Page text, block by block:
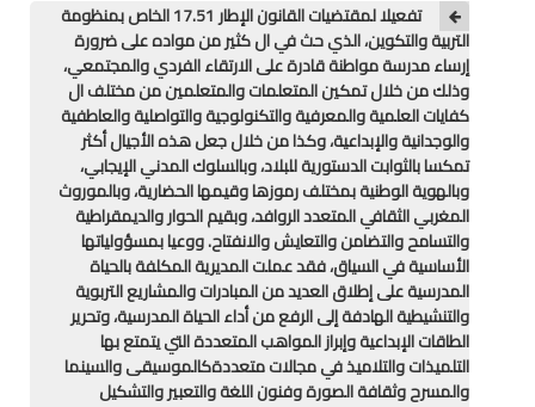
منوعات
خدمات
خدمات FM6
خدمات CNOPS
خدمات MGEN
جذاذات
المستوى الأول
تفعيلا لمقتضيات القانون الإطار 17.51 الخاص بمنظومة
التربية والتكوين، الذي حث في ال كثير من مواده على ضرورة
إرساء مدرسة مواطنة قادرة على الارتقاء الفردي والمجتمعي،
وذلك من خلال تمكين المتعلمات والمتعلمين من مختلف ال
كفايات العلمية والمعرفية والتكنولوجية والتواصلية والعاطفية
والوجدانية والإبداعية، وكذا من خلال جعل هذه الأجيال أكثر
تمكسا بالثوابت الدستورية للبلاد، وبالسلوك المدني الإيجابي،
وبالهوية الوطنية بمختلف رموزها وقيمها الحضارية، وبالموروث
المغربي الثقافي المتعدد الروافد، وبقيم الحوار والديمقراطية
والتسامح والتضامن والتعايش والانفتاح. ووعيا بمسؤولياتها
الأساسية في السياق، فقد عملت المديرية المكلفة بالحياة
المدرسية على إطلاق العديد من المبادرات والمشاريع التربوية
والتنشيطية الهادفة إلى الرفع من أداء الحياة المدرسية، وتحرير
الطاقات الإبداعية وإبراز المواهب المتعددة التي يتمتع بها
التلميذات والتلاميذ في مجالات متعددةكالموسيقى والسينما
والمسرح وثقافة الصورة وفنون اللغة والتعبير والتشكيل